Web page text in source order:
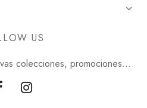
US
colecciones, promociones...